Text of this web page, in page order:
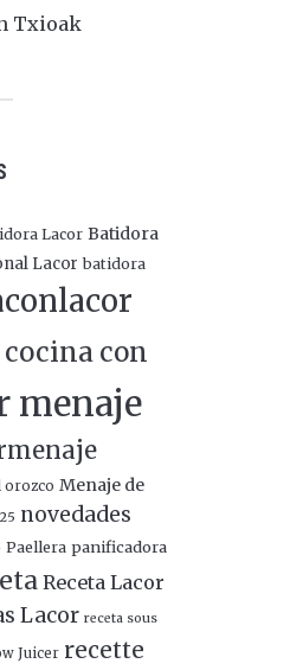
Txioak
Lacor Batidora
Lacor batidora
cocina con
menaje
orozco Menaje de
novedades
Paellera panificadora
Receta Lacor
Lacor receta sous
Juicer recette